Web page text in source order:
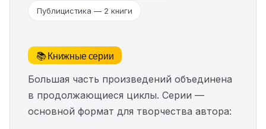
Публицистика — 2 книги
📚 Книжные серии
Большая часть произведений объединена
в продолжающиеся циклы. Серии —
основной формат для творчества автора: